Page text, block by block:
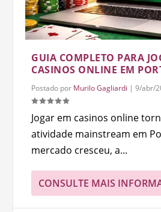
GUIA COMPLETO PARA
CASINOS ONLINE EM
Postado por Murilo Gagliardi |9/abr/
Jogar em casinos online
atividade mainstream em
mercado cresceu, a...
CONSULTE MAIS